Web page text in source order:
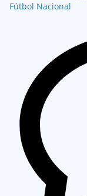
Fútbol Nacional